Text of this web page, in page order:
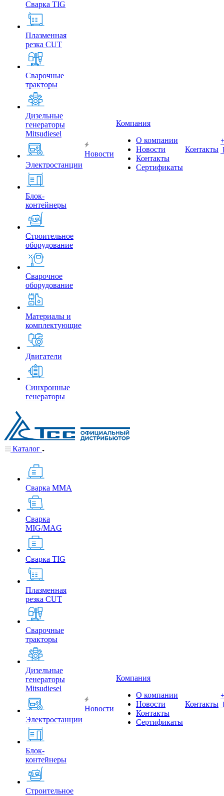
Сварка TIG
Плазменная
резка CUT
Сварочные
тракторы
Дизельные
генераторы
Mitsudiesel
Электростанции
Блок-
контейнеры
Строительное
оборудование
Сварочное
оборудование
Материалы и
комплектующие
Двигатели
Синхронные
генераторы
Новости
Компания
О компании
Новости
Контакты
Сертификаты
Контакты
Каталог
Сварка MMA
Сварка
MIG/MAG
Сварка TIG
Плазменная
резка CUT
Сварочные
тракторы
Дизельные
генераторы
Mitsudiesel
Электростанции
Блок-
контейнеры
Строительное
Новости
Компания
О компании
Новости
Контакты
Сертификаты
Контакты